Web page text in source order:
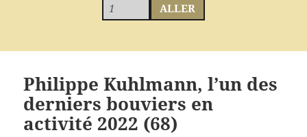
ALLER
Philippe Kuhlmann, l’un des
derniers bouviers en
activité 2022 (68)